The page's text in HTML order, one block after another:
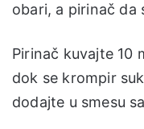
obari, a pirinač da
Pirinač kuvajte 10
dok se krompir
dodajte u smesu